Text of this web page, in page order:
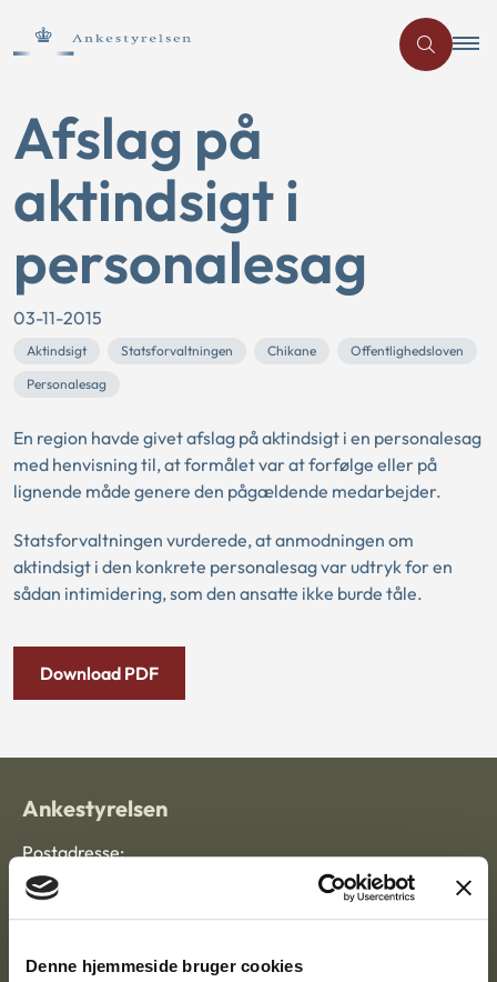
Denne hjemmeside bruger cookies
Afslag på
aktindsigt i
personalesag
03-11-2015
Aktindsigt Statsforvaltningen Chikane
Offentlighedsloven
Personalesag
En region havde givet afslag på aktindsigt i en personalesag
med henvisning til, at formålet var at forfølge eller på
lignende måde genere den pågældende medarbejder.
Statsforvaltningen vurderede, at anmodningen om
aktindsigt i den konkrete personalesag var udtryk for en
sådan intimidering, som den ansatte ikke burde tåle.
Download PDF
Ankestyrelsen
Postadresse:
Nytorv 7, 2. sal